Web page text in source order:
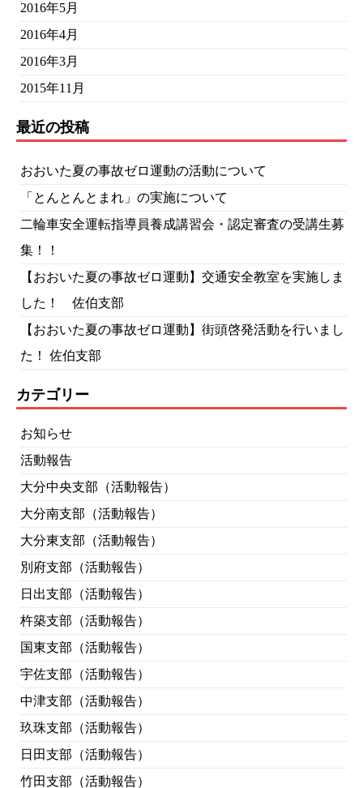
2016年5月
2016年4月
2016年3月
2015年11月
最近の投稿
おおいた夏の事故ゼロ運動の活動について
「とんとんとまれ」の実施について
二輪車安全運転指導員養成講習会・認定審査の受講生募
集！！
【おおいた夏の事故ゼロ運動】交通安全教室を実施しま
した！ 佐伯支部
【おおいた夏の事故ゼロ運動】街頭啓発活動を行いまし
た！ 佐伯支部
カテゴリー
お知らせ
活動報告
大分中央支部（活動報告）
大分南支部（活動報告）
大分東支部（活動報告）
別府支部（活動報告）
日出支部（活動報告）
杵築支部（活動報告）
国東支部（活動報告）
宇佐支部（活動報告）
中津支部（活動報告）
玖珠支部（活動報告）
日田支部（活動報告）
竹田支部（活動報告）